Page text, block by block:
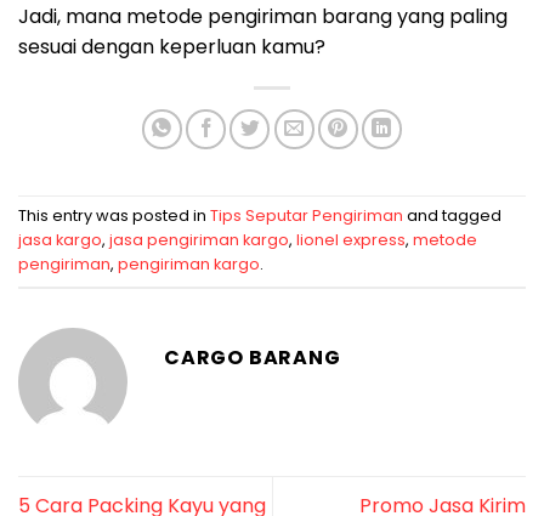
Jadi, mana metode pengiriman barang yang paling
sesuai dengan keperluan kamu?
This entry was posted in Tips Seputar Pengiriman and tagged
jasa kargo, jasa pengiriman kargo, lionel express, metode
pengiriman, pengiriman kargo.
CARGO BARANG
5 Cara Packing Kayu yang
Promo Jasa Kirim